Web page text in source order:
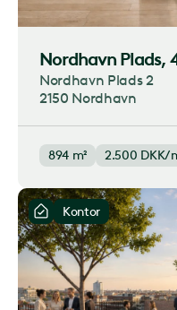
Nordhavn Plads,
Nordhavn Plads 2
2150 Nordhavn
894 m² 2.500 DKK/
Kontor